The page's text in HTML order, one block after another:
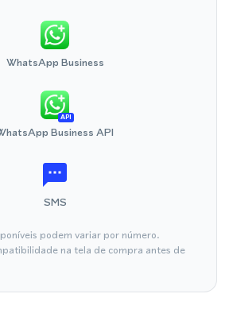
WhatsApp Business
API
Business API
SMS
podem variar por número.
na tela de compra antes de